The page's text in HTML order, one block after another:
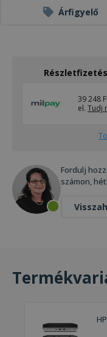
Árfigyelő
39 248
el. Tudj
Fordulj
számon,